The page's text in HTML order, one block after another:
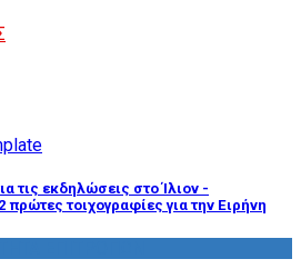
τις εκδηλώσεις στο Ίλιον -
πρώτες τοιχογραφίες για την Ειρήνη